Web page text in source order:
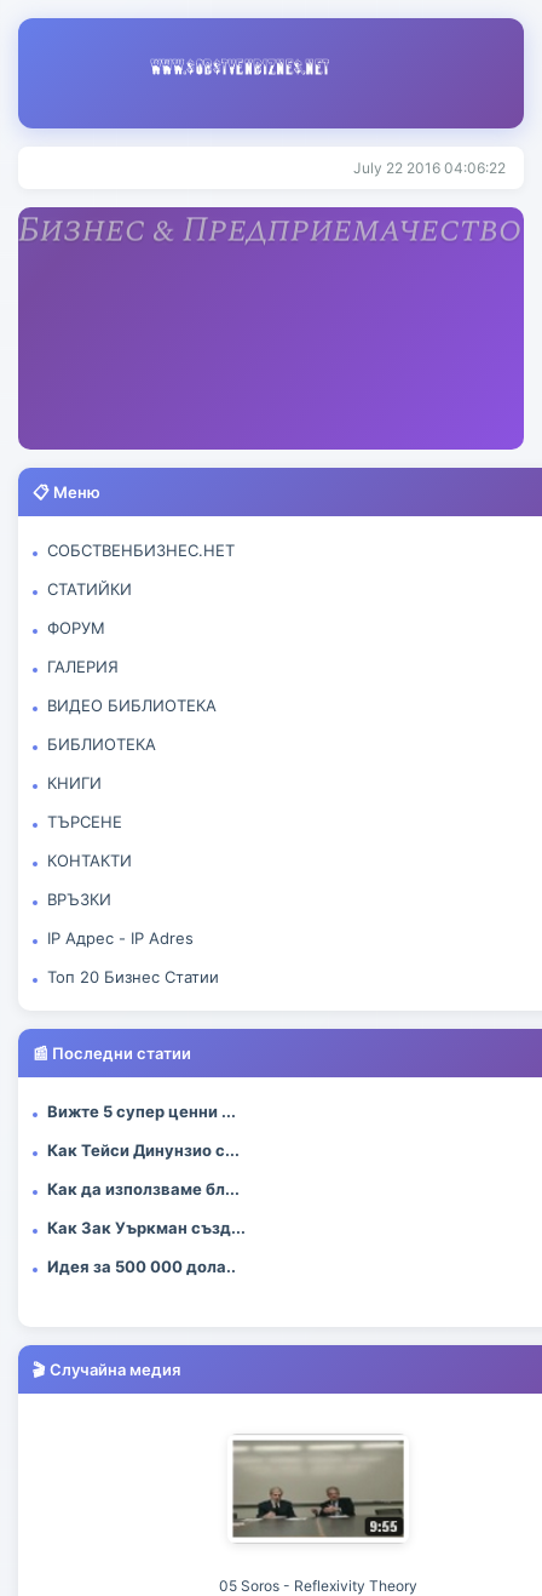
July 22 2016 04:06:22
📋 Меню
СОБСТВЕНБИЗНЕС.НЕТ
СТАТИЙКИ
ФОРУМ
ГАЛЕРИЯ
ВИДЕО БИБЛИОТЕКА
БИБЛИОТЕКА
КНИГИ
ТЪРСЕНЕ
КОНТАКТИ
ВРЪЗКИ
IP Адрес - IP Adres
Топ 20 Бизнес Статии
📰 Последни статии
Вижте 5 супер ценни ...
Как Тейси Динунзио с...
Как да използваме бл...
Как Зак Уъркман създ...
Идея за 500 000 дола..
🎬 Случайна медия
05 Soros - Reflexivity Theory